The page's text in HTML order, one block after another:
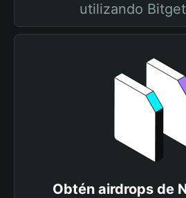
utilizando
Obtén airdrops de